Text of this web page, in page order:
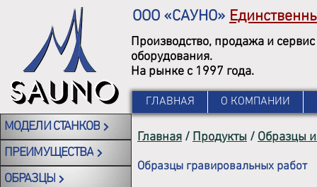
ООО «САУНО»
Производство, продажа и
оборудования.
На рынке с 1997 года.
ГЛАВНАЯ О КОМПАНИИ
Главная / Продукты / Образцы
Образцы гравировальных работ
МОДЕЛИ СТАНКОВ
ПРЕИМУЩЕСТВА
ОБРАЗЦЫ